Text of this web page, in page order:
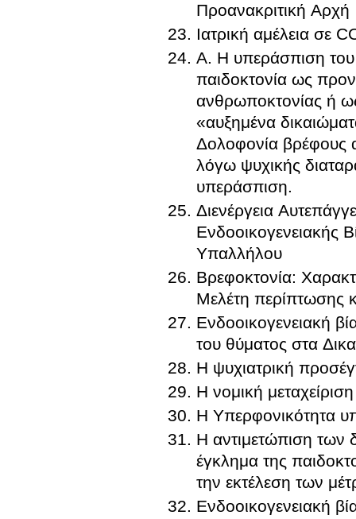
Προανακριτική Αρχή
Iατρική αμέλεια σε
Α. Η υπεράσπιση του
παιδοκτονία ως
ανθρωποκτονίας ή
«αυξημένα
Δολοφονία βρέφους
λόγω ψυχικής
υπεράσπιση.
Διενέργεια
Ενδοοικογενειακής
Υπαλλήλου
Βρεφοκτονία:
Μελέτη περίπτωσης
Ενδοοικογενειακή
του θύματος στα
Η ψυχιατρική
Η νομική
Η Υπερφονικότητα
Η αντιμετώπιση των
έγκλημα της
την εκτέλεση των
Ενδοοικογενειακή